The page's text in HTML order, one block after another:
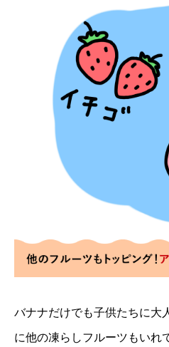
バナナだけでも子供たちに大
に他の凍らしフルーツもいれ